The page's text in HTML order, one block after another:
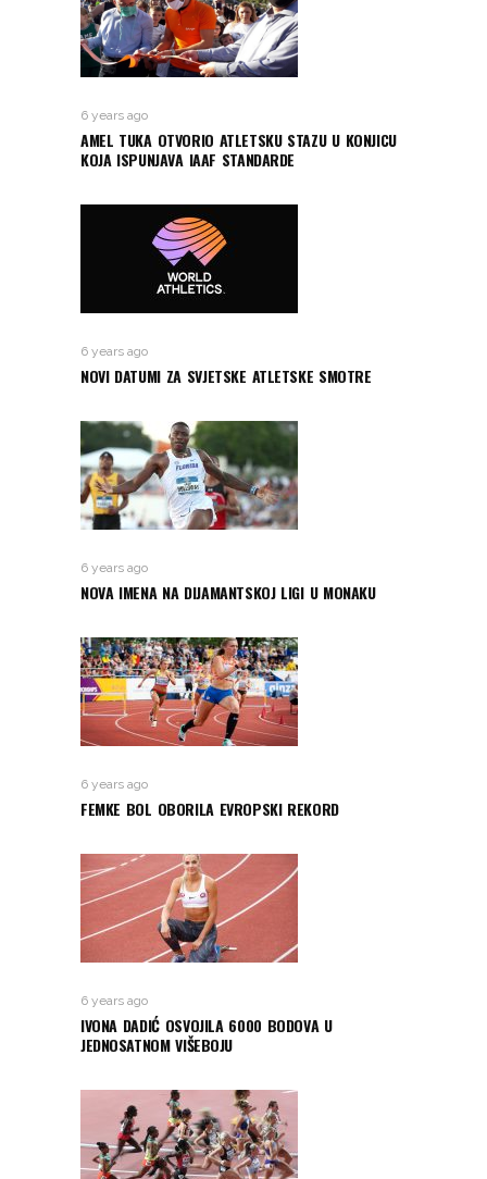
6 years ago
AMEL TUKA OTVORIO ATLETSKU STAZU U KONJICU
KOJA ISPUNJAVA IAAF STANDARDE
6 years ago
NOVI DATUMI ZA SVJETSKE ATLETSKE SMOTRE
6 years ago
NOVA IMENA NA DIJAMANTSKOJ LIGI U MONAKU
6 years ago
FEMKE BOL OBORILA EVROPSKI REKORD
6 years ago
IVONA DADIĆ OSVOJILA 6000 BODOVA U
JEDNOSATNOM VIŠEBOJU